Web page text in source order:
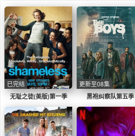
无耻之徒(美版)第一季
已完结
黑袍纠察队第五季
更新至08集